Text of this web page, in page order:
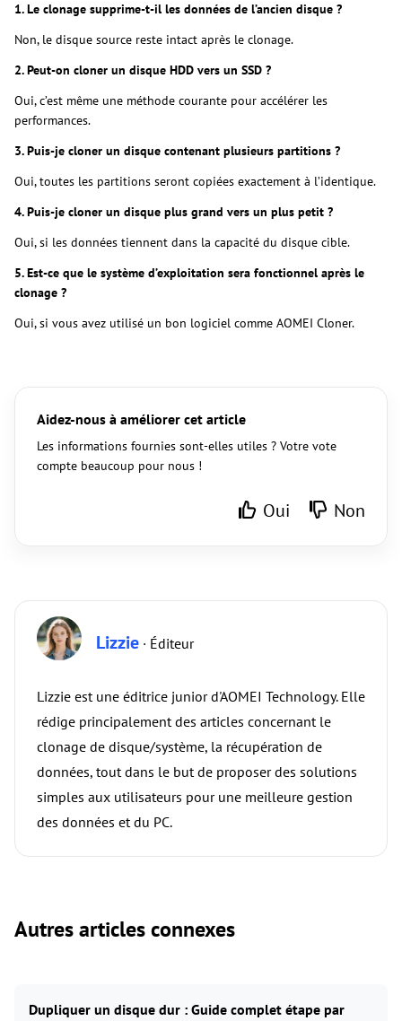
1. Le clonage supprime-t-il les données de l’ancien disque ?
Non, le disque source reste intact après le clonage.
2. Peut-on cloner un disque HDD vers un SSD ?
Oui, c’est même une méthode courante pour accélérer les
performances.
3. Puis-je cloner un disque contenant plusieurs partitions ?
Oui, toutes les partitions seront copiées exactement à l’identique.
4. Puis-je cloner un disque plus grand vers un plus petit ?
Oui, si les données tiennent dans la capacité du disque cible.
5. Est-ce que le système d’exploitation sera fonctionnel après le
clonage ?
Oui, si vous avez utilisé un bon logiciel comme AOMEI Cloner.
Aidez-nous à améliorer cet article
Les informations fournies sont-elles utiles ? Votre vote
compte beaucoup pour nous !
Oui Non
Lizzie · Éditeur
Lizzie est une éditrice junior d'AOMEI Technology. Elle
rédige principalement des articles concernant le
clonage de disque/système, la récupération de
données, tout dans le but de proposer des solutions
simples aux utilisateurs pour une meilleure gestion
des données et du PC.
Autres articles connexes
Dupliquer un disque dur : Guide complet étape par